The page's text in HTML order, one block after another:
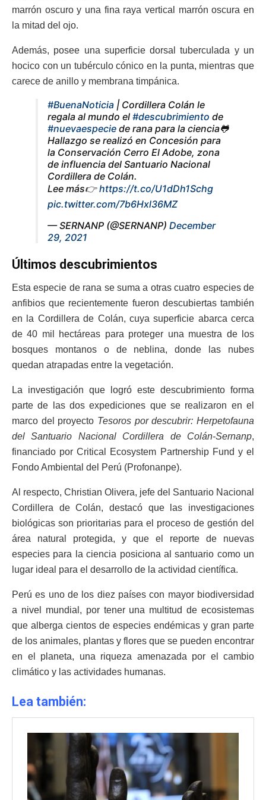
marrón oscuro y una fina raya vertical marrón oscura en
la mitad del ojo.
Además, posee una superficie dorsal tuberculada y un
hocico con un tubérculo cónico en la punta, mientras que
carece de anillo y membrana timpánica.
#BuenaNoticia | Cordillera Colán le
regala al mundo el #descubrimiento de
#nuevaespecie de rana para la ciencia🐸
Hallazgo se realizó en Concesión para
la Conservación Cerro El Adobe, zona
de influencia del Santuario Nacional
Cordillera de Colán.
Lee más👉https://t.co/U1dDh1Schg
pic.twitter.com/7b6Hxl36MZ
— SERNANP (@SERNANP) December
29, 2021
Últimos descubrimientos
Esta especie de rana se suma a otras cuatro especies de
anfibios que recientemente fueron descubiertas también
en la Cordillera de Colán, cuya superficie abarca cerca
de 40 mil hectáreas para proteger una muestra de los
bosques montanos o de neblina, donde las nubes
quedan atrapadas entre la vegetación.
La investigación que logró este descubrimiento forma
parte de las dos expediciones que se realizaron en el
marco del proyecto Tesoros por descubrir: Herpetofauna
del Santuario Nacional Cordillera de Colán-Sernanp,
financiado por Critical Ecosystem Partnership Fund y el
Fondo Ambiental del Perú (Profonanpe).
Al respecto, Christian Olivera, jefe del Santuario Nacional
Cordillera de Colán, destacó que las investigaciones
biológicas son prioritarias para el proceso de gestión del
área natural protegida, y que el reporte de nuevas
especies para la ciencia posiciona al santuario como un
lugar ideal para el desarrollo de la actividad científica.
Perú es uno de los diez países con mayor biodiversidad
a nivel mundial, por tener una multitud de ecosistemas
que alberga cientos de especies endémicas y gran parte
de los animales, plantas y flores que se pueden encontrar
en el planeta, una riqueza amenazada por el cambio
climático y las actividades humanas.
Lea también: